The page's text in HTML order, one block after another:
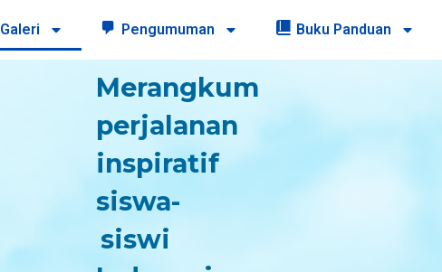
Galeri Pengumuman Buku Panduan
Merangkum
perjalanan
inspiratif
siswa-
siswi